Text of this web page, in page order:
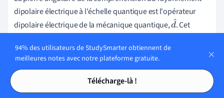
Tables des matières
Tables des matières
dipolaire électrique à l'échelle quantique est l'opérateur
dipolaire électrique de la mécanique quantique,d. Cet
comprend l'opérateur de densité de charge,ρ(r)
l'opérateur de position, .
\N[ \Nhat{d} = \Nint d^3r \Nrho(r) r \N]
94% des utilisateurs de StudySmarter obtiennent de
meilleures notes avec notre plateforme gratuite.
Télécharge-là !